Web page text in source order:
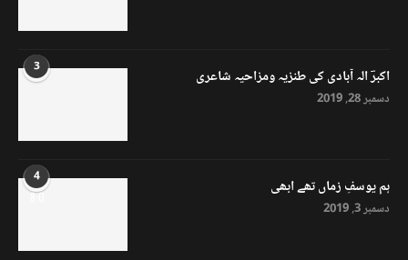
3 اکبرؔ الہ آبادی کی طنزیہ ومزاحیہ شاعری
دسمبر 28, 2019
4
8.0 ہم یوسفِ زماں تھے ابھی
دسمبر 3, 2019